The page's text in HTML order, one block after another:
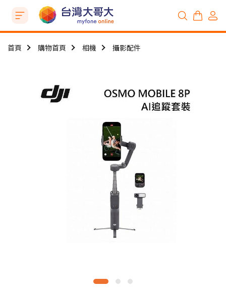
首頁 購物首頁 相機 攝影配件